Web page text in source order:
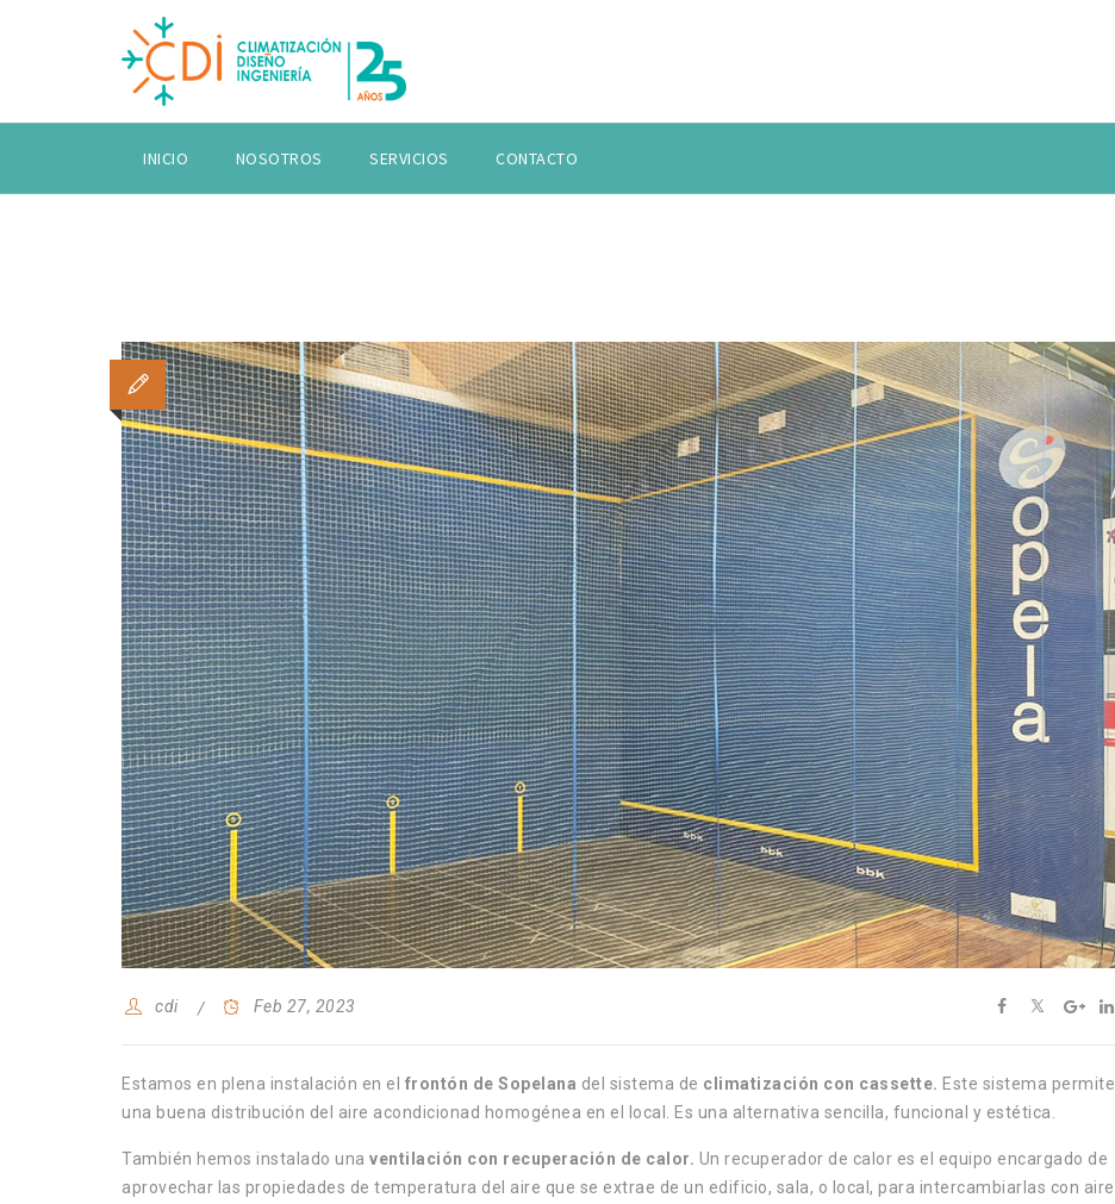
INICIO NOSOTROS SERVICIOS CONTACTO
cdi Feb 27, 2023
Estamos en plena instalación en el frontón de Sopelana del sistema de climatización con cassette. Este sistema permite
una buena distribución del aire acondicionad homogénea en el local. Es una alternativa sencilla, funcional y estética.
También hemos instalado una ventilación con recuperación de calor. Un recuperador de calor es el equipo encargado de
aprovechar las propiedades de temperatura del aire que se extrae de un edificio, sala, o local, para intercambiarlas con aire